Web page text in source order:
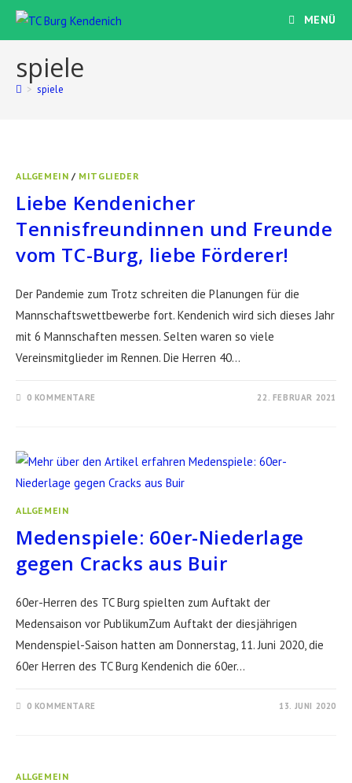
Zum
MENÜ
spiele
> spiele
ALLGEMEIN / MITGLIEDER
Liebe Kendenicher
Tennisfreundinnen und Freunde
vom TC-Burg, liebe Förderer!
Der Pandemie zum Trotz schreiten die Planungen für die
Mannschaftswettbewerbe fort. Kendenich wird sich dieses Jahr
mit 6 Mannschaften messen. Selten waren so viele
Vereinsmitglieder im Rennen. Die Herren 40…
0 KOMMENTARE 22. FEBRUAR 2021
ALLGEMEIN
Medenspiele: 60er-Niederlage
gegen Cracks aus Buir
60er-Herren des TC Burg spielten zum Auftakt der
Medensaison vor PublikumZum Auftakt der diesjährigen
Mendenspiel-Saison hatten am Donnerstag, 11. Juni 2020, die
60er Herren des TC Burg Kendenich die 60er…
0 KOMMENTARE 13. JUNI 2020
ALLGEMEIN